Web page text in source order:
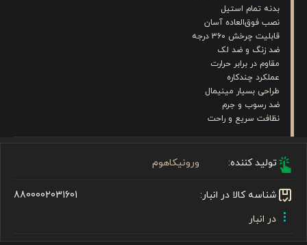
بدنه تمام استیل
نصب فوق‌العاده آسان
قابلیت چرخش ۳۶۰ درجه
ضد زنگ و ضد لک
مقاوم در برابر حرارت
عملکرد چندکاره
طراحی بسیار مینیمال
ضد رسوب و جرم
نظافت سریع و راحت
تولید کننده: ورونیکاهوم
شناسه کالا در انبار:
8800002031601
در انبار